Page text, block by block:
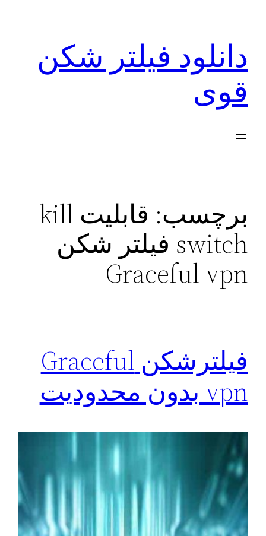
دانلود فیلتر شکن
قوی
برچسب:
قابلیت kill
switch فیلتر شکن
Graceful vpn
فیلترشکن Graceful
vpn بدون محدودیت